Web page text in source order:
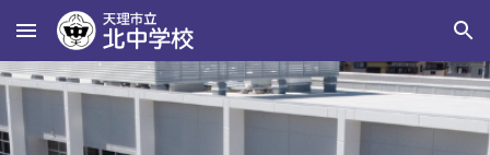
Skip to main content Skip to navigation